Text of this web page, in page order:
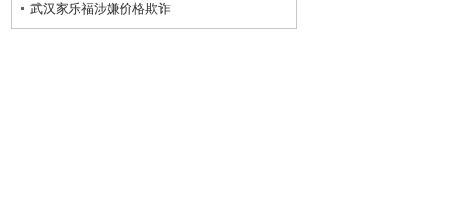
武汉家乐福涉嫌价格欺诈